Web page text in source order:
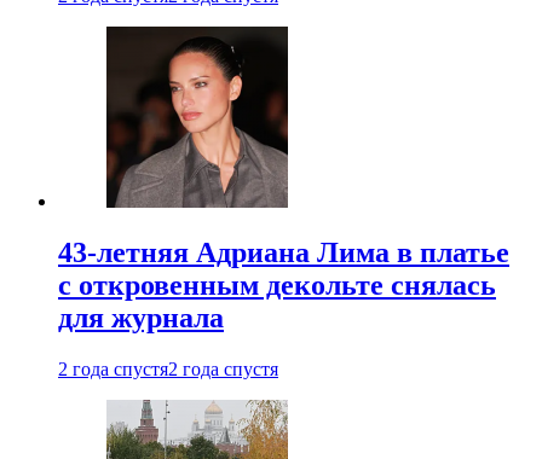
43-летняя Адриана Лима в платье
с откровенным декольте снялась
для журнала
2 года спустя2 года спустя